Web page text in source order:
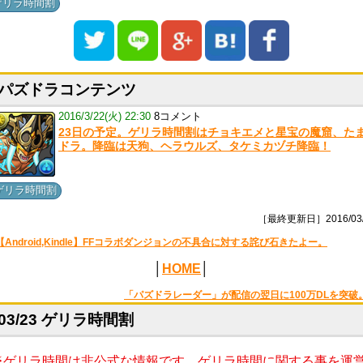
リラ時間割
ズドラコンテンツ
2016/3/22(火) 22:30 8コメント
23日の予定。ゲリラ時間割はチョキエメと星宝の魔窟、たま
ドラ。降臨は天狗、ヘラウルズ、タケミカヅチ降臨！
リラ時間割
［最終更新日］2016/
Android,Kindle】FFコラボダンジョンの不具合に対する詫び石きたよー。
HOME
「パズドラレーダー」が配信の翌日に100万DLを突破。
23 ゲリラ時間割